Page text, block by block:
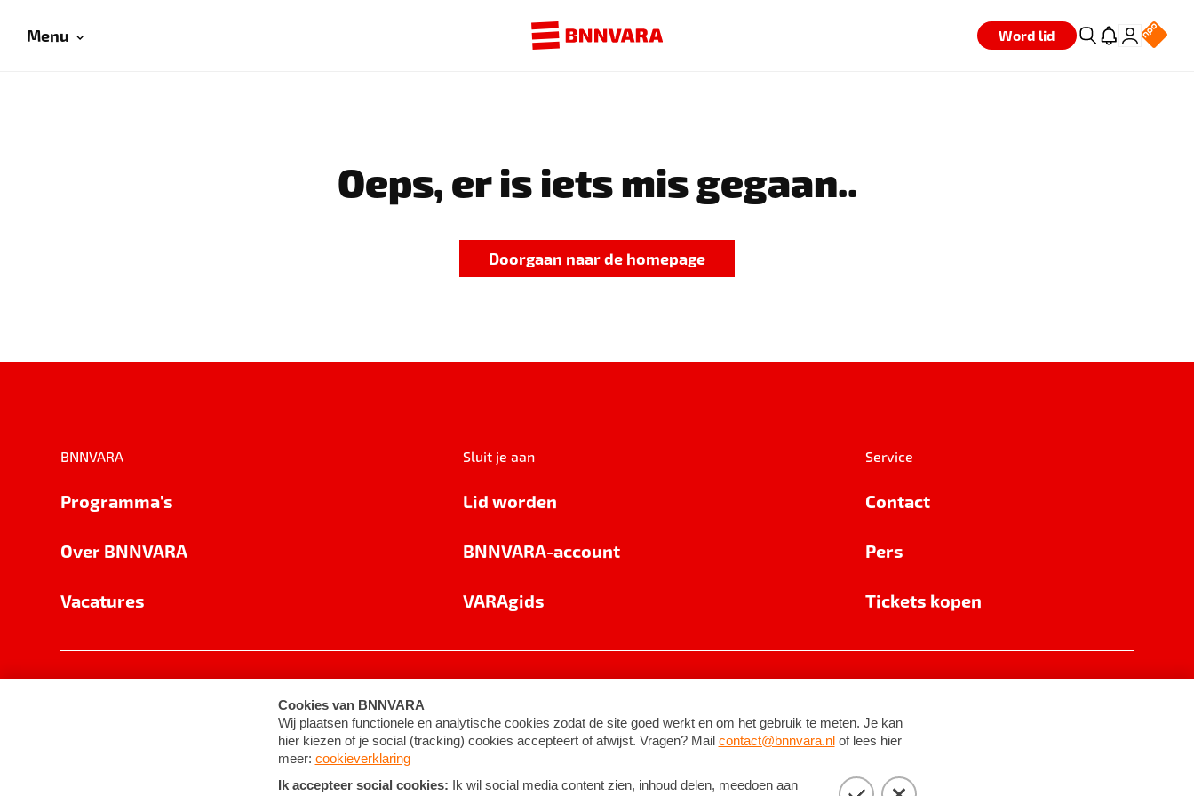
Menu Word lid
Oeps, er is iets mis gegaan..
Doorgaan naar de homepage
BNNVARA
Programma's
Over BNNVARA
Vacatures
Sluit je aan
Lid worden
BNNVARA-account
VARAgids
Service
Contact
Pers
Tickets kopen
Cookie-instellingen Algemene voorwaarden ©2026BNNVARA